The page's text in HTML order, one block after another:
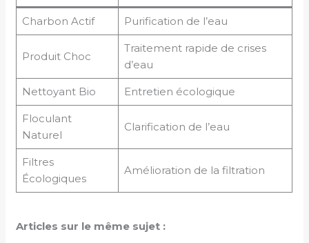
Charbon Actif Purification de l’eau
Produit Choc
Traitement rapide de crises
d’eau
Nettoyant Bio Entretien écologique
Floculant
Naturel
Clarification de l’eau
Filtres
Écologiques
Amélioration de la filtration
Articles sur le même sujet :